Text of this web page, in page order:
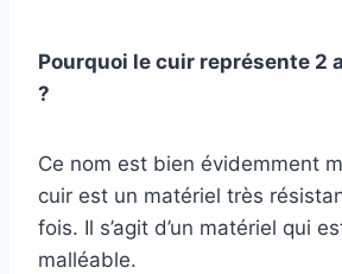
Pourquoi le cuir représente 2
?
Ce nom est bien évidemment
cuir est un matériel très
fois. Il s’agit d’un matériel qui
malléable.